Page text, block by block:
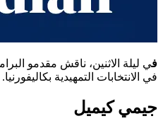
في ليلة الاثنين، ناقش مقدمو
في الانتخابات التمهيدية بكاليفورنيا.
جيمي كيميل